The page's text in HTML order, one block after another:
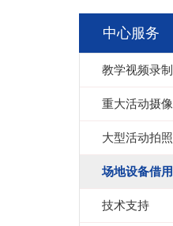
中心服务
教学视频录制
重大活动摄
大型活动拍照
场地设备借用
技术支持